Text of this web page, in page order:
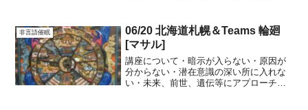
非言語催眠
06/20 北海道札幌＆Teams 輪廻
[マサル]
講座について・暗示が入らない・原因が
分からない・潜在意識の深い所に入れな
い・未来、前世、遺伝等にアプローチが